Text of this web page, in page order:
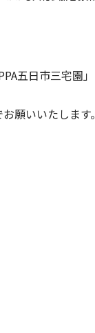
五日市三宅園
願いいたします。